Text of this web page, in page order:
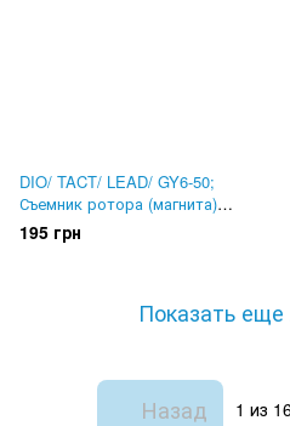
DIO/ TACT/ LEAD/ GY6-50;
Съемник ротора (магнита)
генератора
195 грн
Показать еще
Назад 1 из